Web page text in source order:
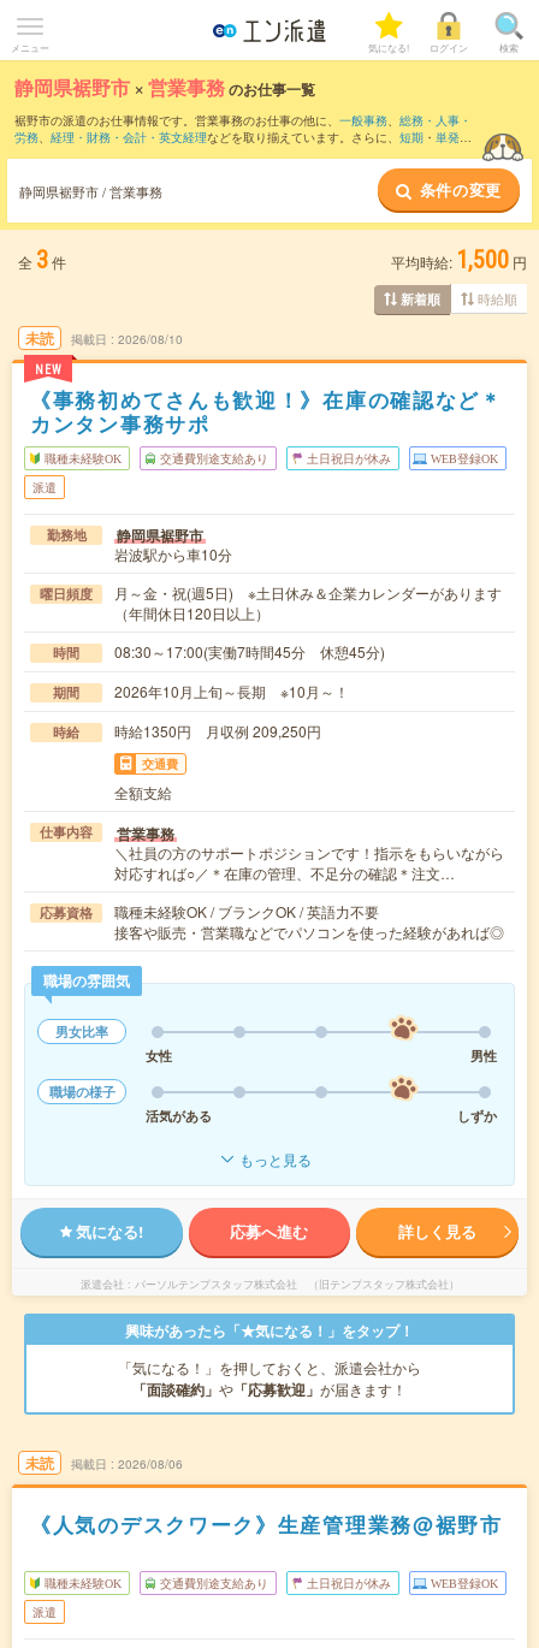
メニュー 気になる! ログイン 検索
静岡県裾野市 ×営業事務のお仕事一覧
裾野市の派遣のお仕事情報です。営業事務のお仕事の他に、 一般事務、 総務・人事・
労務、 経理・財務・会計・英文経理などを取り揃えています。さらに、 短期 ・ 単発な
静岡県裾野市 / 営業事務 条件の変更
全 3件 平均時給: 1,500 円
新着順 時給順
未読
NEW
掲載日 2026/08/10
《事務初めてさんも歓迎！》在庫の確認など＊
カンタン事務サポ
職種未経験OK 交通費別途支給あり 土日祝日が休み WEB登録OK
派遣
勤務地 静岡県裾野市
岩波駅から車10分
曜日頻度
月～金・祝(週5日) ※土日休み＆企業カレンダーがあります
（年間休日120日以上）
時間 08:30～17:00(実働7時間45分 休憩45分)
期間 2026年10月上旬～長期 ※10月～！
時給 時給1350円 月収例 209,250円
交通費
全額支給
仕事内容 営業事務
＼社員の方のサポートポジションです！指示をもらいながら
対応すれば○／＊在庫の管理、不足分の確認＊注文…
応募資格
職種未経験OK / ブランクOK / 英語力不要
接客や販売・営業職などでパソコンを使った経験があれば◎
職場の雰囲気
男女比率
女性
男性
職場の様子
活気がある
しずか
もっと見る
気になる! 応募へ進む 詳しく見る
派遣会社 パーソルテンプスタッフ株式会社 （旧テンプスタッフ株式会社）
興味があったら「★気になる！」をタップ！
「気になる！」を押しておくと、派遣会社から
「面談確約」 や 「応募歓迎」 が届きます！
未読 掲載日 2026/08/06
《人気のデスクワーク》生産管理業務@裾野市
職種未経験OK 交通費別途支給あり 土日祝日が休み WEB登録OK
派遣